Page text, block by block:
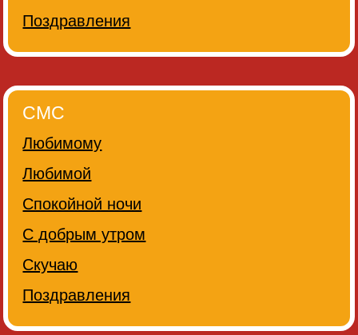
Поздравления
СМС
Любимому
Любимой
Спокойной ночи
С добрым утром
Скучаю
Поздравления